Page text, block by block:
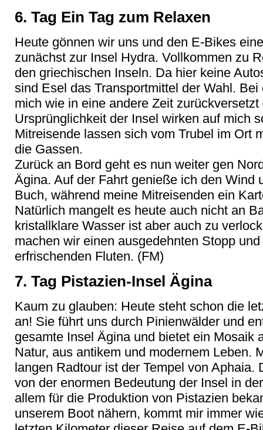
6. Tag Ein Tag zum Relaxen
Heute gönnen wir uns und den E-Bikes
zunächst zur Insel Hydra. Vollkommen zu
den griechischen Inseln. Da hier keine
sind Esel das Transportmittel der Wahl.
mich wie in eine andere Zeit
Ursprünglichkeit der Insel wirken auf mich
Mitreisende lassen sich vom Trubel im Ort
die Gassen.
Zurück an Bord geht es nun weiter gen
Ägina. Auf der Fahrt genieße ich den Wind
Buch, während meine Mitreisenden ein
Natürlich mangelt es heute auch nicht an
kristallklare Wasser ist aber auch zu
machen wir einen ausgedehnten Stopp
erfrischenden Fluten. (FM)
7. Tag Pistazien-Insel Ägina
Kaum zu glauben: Heute steht schon die
an! Sie führt uns durch Pinienwälder und
gesamte Insel Ägina und bietet ein Mosaik
Natur, aus antikem und modernem Leben.
langen Radtour ist der Tempel von Aphaia.
von der enormen Bedeutung der Insel in
allem für die Produktion von Pistazien
unserem Boot nähern, kommt mir immer